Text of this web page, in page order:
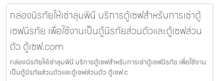
กล่องนิรภัยให้เช่าลุมพินี บริการตู้เซฟสำหรับการเช่าตู้
เซฟนิรภัย เพื่อใช้งานเป็นตู้นิรภัยส่วนตัวและตู้เซฟส่วน
ตัว ตู้เซฟ.com
กล่องนิรภัยให้เช่าลุมพินี บริการตู้เซฟสำหรับการเช่าตู้เซฟนิรภัย เพื่อใช้งาน
เป็นตู้นิรภัยส่วนตัวและตู้เซฟส่วนตัว ตู้เซฟ.c